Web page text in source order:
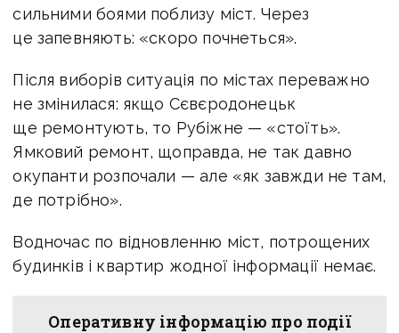
сильними боями поблизу міст. Через
це запевняють: «скоро почнеться».
Після виборів ситуація по містах переважно
не змінилася: якщо Сєвєродонецьк
ще ремонтують, то Рубіжне — «стоїть».
Ямковий ремонт, щоправда, не так давно
окупанти розпочали — але «як завжди не там,
де потрібно».
Водночас по відновленню міст, потрощених
будинків і квартир жодної інформації немає.
Оперативну інформацію про події